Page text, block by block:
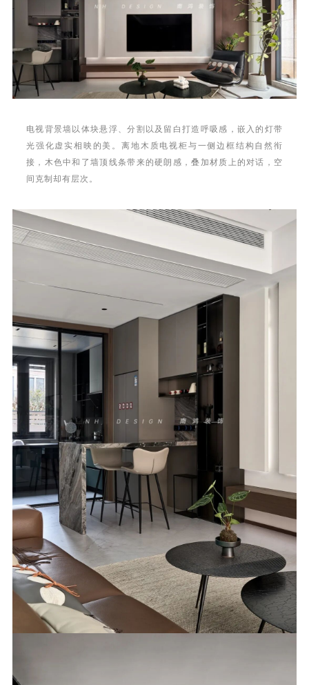
电视背景墙以体块悬浮、分割以及留白打造呼吸感，嵌入的灯带
光强化虚实相映的美。离地木质电视柜与一侧边框结构自然衔
接，木色中和了墙顶线条带来的硬朗感，叠加材质上的对话，空
间克制却有层次。